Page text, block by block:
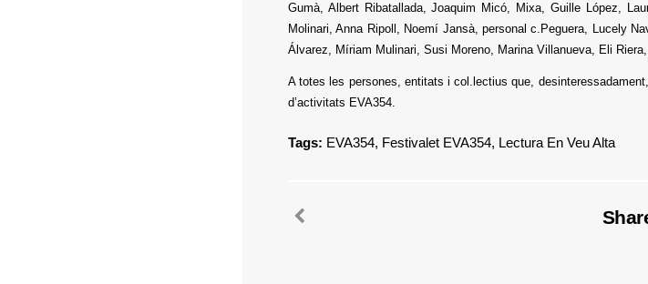
Gumà, Albert Ribatallada, Joaquim Micó, Mixa, Guille López,
Molinari, Anna Ripoll, Noemí Jansà, personal c.Peguera, Lucely
Álvarez, Míriam Mulinari, Susi Moreno, Marina Villanueva, Eli
A totes les persones, entitats i col.lectius que,
d’activitats EVA354.
Tags: EVA354, Festivalet EVA354, Lectura En Veu Alta